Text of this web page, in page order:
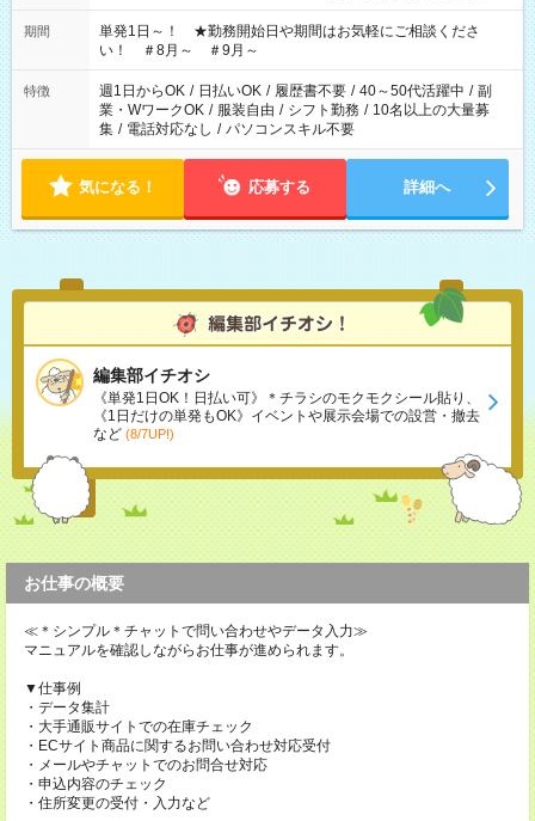
お気軽にご相談ください！
期間
単発1日～！ ★勤務開始日や期間はお気軽にご相談くださ
い！ ＃8月～ ＃9月～
特徴 週1日からOK / 日払いOK / 履歴書不要 / 40～50代活躍中 / 副
業・WワークOK / 服装自由 / シフト勤務 / 10名以上の大量募
集 / 電話対応なし / パソコンスキル不要
気になる！ 応募する 詳細へ
編集部イチオシ
《単発1日OK！日払い可》＊チラシのモクモクシール貼り、
《1日だけの単発もOK》イベントや展示会場での設営・撤去
など (8/7UP!)
お仕事の概要
≪＊シンプル＊チャットで問い合わせやデータ入力≫
マニュアルを確認しながらお仕事が進められます。
▼仕事例
・データ集計
・大手通販サイトでの在庫チェック
・ECサイト商品に関するお問い合わせ対応受付
・メールやチャットでのお問合せ対応
・申込内容のチェック
・住所変更の受付・入力など